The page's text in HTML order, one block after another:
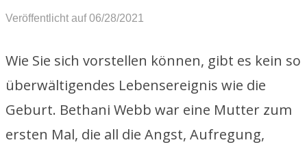
Veröffentlicht auf 06/28/2021
Wie Sie sich vorstellen können, gibt es kein so
überwältigendes Lebensereignis wie die
Geburt. Bethani Webb war eine Mutter zum
ersten Mal, die all die Angst, Aufregung,